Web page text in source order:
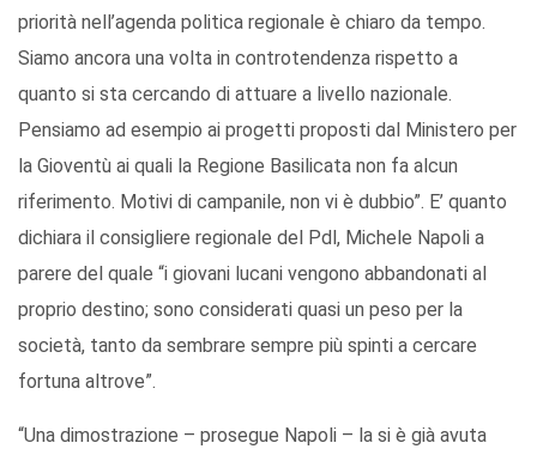
priorità nell’agenda politica regionale è chiaro da tempo.
Siamo ancora una volta in controtendenza rispetto a
quanto si sta cercando di attuare a livello nazionale.
Pensiamo ad esempio ai progetti proposti dal Ministero per
la Gioventù ai quali la Regione Basilicata non fa alcun
riferimento. Motivi di campanile, non vi è dubbio”. E’ quanto
dichiara il consigliere regionale del Pdl, Michele Napoli a
parere del quale “i giovani lucani vengono abbandonati al
proprio destino; sono considerati quasi un peso per la
società, tanto da sembrare sempre più spinti a cercare
fortuna altrove”.
“Una dimostrazione – prosegue Napoli – la si è già avuta